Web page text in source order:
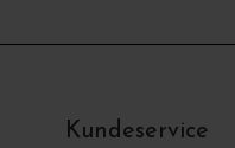
Kundeservice